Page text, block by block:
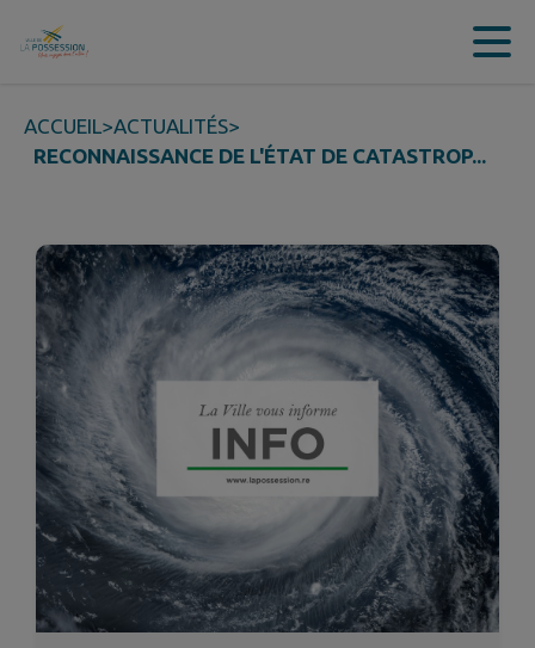
Contenu
ACCUEIL>ACTUALITÉS>
RECONNAISSANCE DE L'ÉTAT DE CATASTROP...